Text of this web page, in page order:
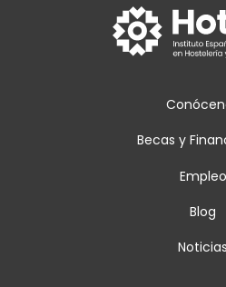
Becas y
Empleo
Blog
Noticias